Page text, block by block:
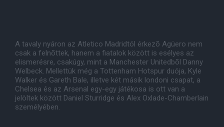
A tavaly nyáron az Atletico Madridtól érkezõ Agüero nem
csak a felnõttek, hanem a fiatalok között is esélyes az
elismerésre, csakúgy, mint a Manchester Unitedbõl Danny
Welbeck. Mellettük még a Tottenham Hotspur duója, Kyle
Walker és Gareth Bale, illetve két másik londoni csapat, a
Chelsea és az Arsenal egy-egy játékosa is ott van a
jelöltek között Daniel Sturridge és Alex Oxlade-Chamberlain
személyében.